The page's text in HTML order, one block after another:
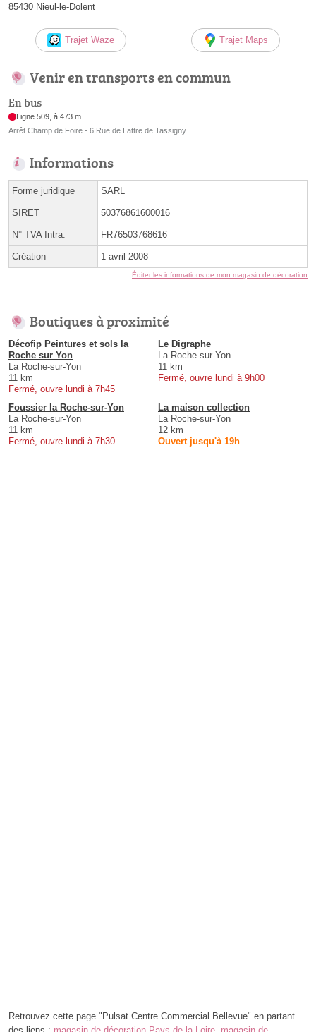
85430 Nieul-le-Dolent
Trajet Waze Trajet Maps
Venir en transports en commun
En bus
Ligne 509, à 473 m
Arrêt Champ de Foire - 6 Rue de Lattre de Tassigny
Informations
Forme juridique SARL
SIRET 50376861600016
N° TVA Intra. FR76503768616
Création 1 avril 2008
Éditer les informations de mon magasin de décoration
Boutiques à proximité
Décofip Peintures et sols la
Roche sur Yon
La Roche-sur-Yon
11 km
Fermé, ouvre lundi à 7h45
Le Digraphe
La Roche-sur-Yon
11 km
Fermé, ouvre lundi à 9h00
Foussier la Roche-sur-Yon
La Roche-sur-Yon
11 km
Fermé, ouvre lundi à 7h30
La maison collection
La Roche-sur-Yon
12 km
Ouvert jusqu'à 19h
Retrouvez cette page "Pulsat Centre Commercial Bellevue" en partant